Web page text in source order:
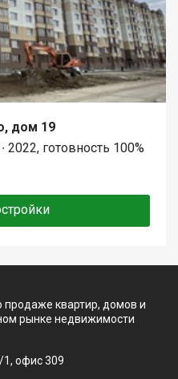
дом 19
2022, готовность 100%
продаже квартир, домов и
рынке недвижимости
1, офис 309